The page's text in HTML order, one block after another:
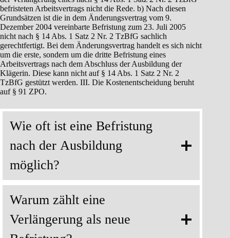
befristeten Arbeitsvertrags nicht die Rede. b) Nach diesen
Grundsätzen ist die in dem Änderungsvertrag vom 9.
Dezember 2004 vereinbarte Befristung zum 23. Juli 2005
nicht nach § 14 Abs. 1 Satz 2 Nr. 2 TzBfG sachlich
gerechtfertigt. Bei dem Änderungsvertrag handelt es sich nicht
um die erste, sondern um die dritte Befristung eines
Arbeitsvertrags nach dem Abschluss der Ausbildung der
Klägerin. Diese kann nicht auf § 14 Abs. 1 Satz 2 Nr. 2
TzBfG gestützt werden. III. Die Kostenentscheidung beruht
auf § 91 ZPO.
Wie oft ist eine Befristung
nach der Ausbildung
möglich?
Warum zählt eine
Verlängerung als neue